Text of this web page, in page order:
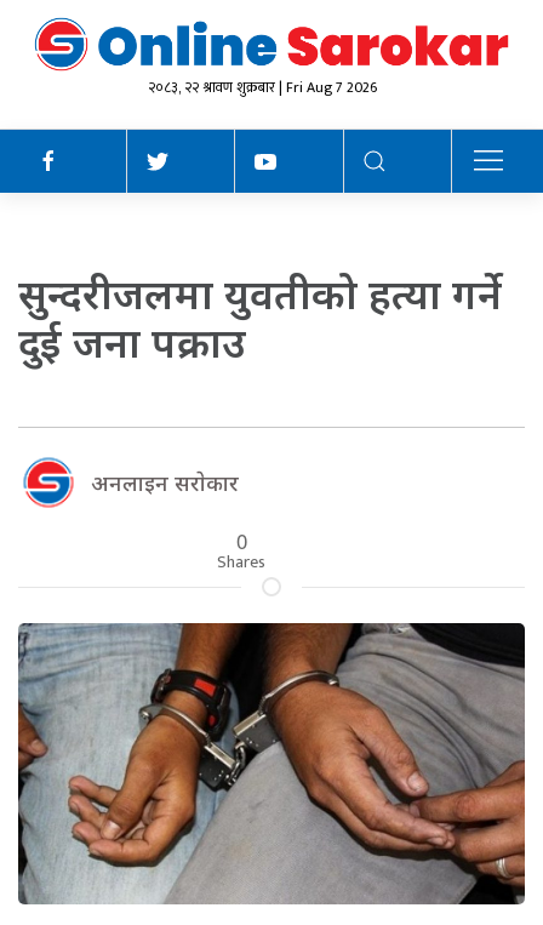
२०८३, २२ श्रावण शुक्रबार | Fri Aug 7 2026
सुन्दरीजलमा युवतीको हत्या गर्ने
दुई जना पक्राउ
अनलाइन सराेकार
0
Shares